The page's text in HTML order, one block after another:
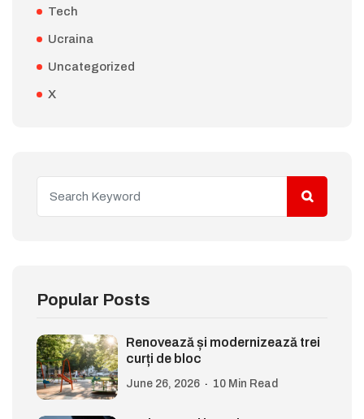
Tech
Ucraina
Uncategorized
X
Popular Posts
Renovează și modernizează trei
curți de bloc
June 26, 2026 10 Min Read